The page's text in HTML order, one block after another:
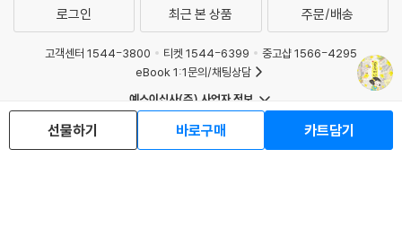
뜻한 기운을 조금이라도 보탤 수 있으면 좋겠습니다. 그럼 세상은 분명 지
금보다 더 따뜻하고 아름다워질 테니까요.
- 작가의 말 중에서
선물하기 바로구매 카트담기
로그인 최근 본 상품 주문/배송
고객센터 1544-3800 티켓 1544-6399
중고샵 1566-4295
eBook 1:1문의/채팅상담
예스이십사(주) 사업자 정보
이용약관
개인정보처리방침
청소년보호정책